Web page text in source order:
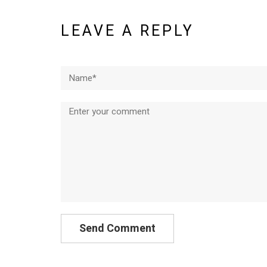
LEAVE A REPLY
Comment